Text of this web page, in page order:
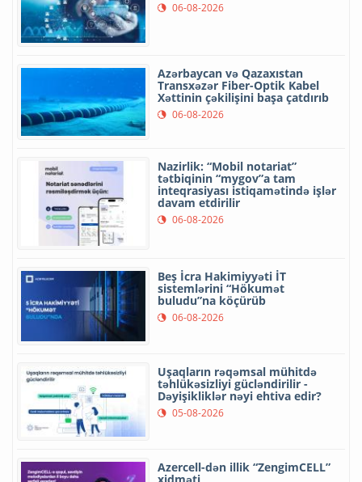
06-08-2026
Azərbaycan və Qazaxıstan
Transxəzər Fiber-Optik Kabel
Xəttinin çəkilişini başa çatdırıb
06-08-2026
Nazirlik: “Mobil notariat”
tətbiqinin “mygov”a tam
inteqrasiyası istiqamətində işlər
davam etdirilir
06-08-2026
Beş İcra Hakimiyyəti İT
sistemlərini “Hökumət
buludu”na köçürüb
06-08-2026
Uşaqların rəqəmsal mühitdə
təhlükəsizliyi gücləndirilir -
Dəyişikliklər nəyi ehtiva edir?
05-08-2026
Azercell-dən illik “ZengimCELL”
xidməti